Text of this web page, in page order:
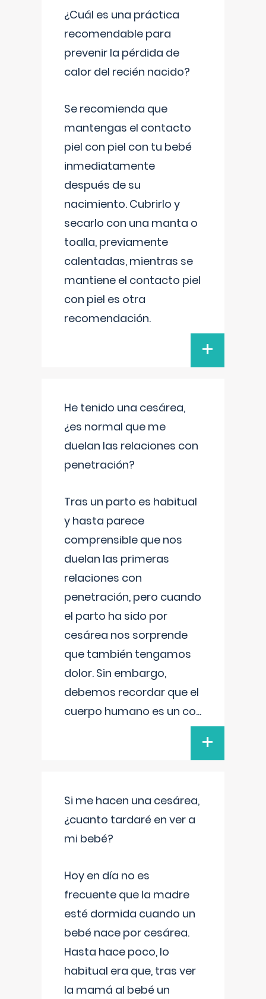
¿Cuál es una práctica
recomendable para
prevenir la pérdida de
calor del recién nacido?
Se recomienda que
mantengas el contacto
piel con piel con tu bebé
inmediatamente
después de su
nacimiento. Cubrirlo y
secarlo con una manta o
toalla, previamente
calentadas, mientras se
mantiene el contacto piel
con piel es otra
recomendación.
+
He tenido una cesárea,
¿es normal que me
duelan las relaciones con
penetración?
Tras un parto es habitual
y hasta parece
comprensible que nos
duelan las primeras
relaciones con
penetración, pero cuando
el parto ha sido por
cesárea nos sorprende
que también tengamos
dolor. Sin embargo,
debemos recordar que el
cuerpo humano es un co...
+
Si me hacen una cesárea,
¿cuanto tardaré en ver a
mi bebé?
Hoy en día no es
frecuente que la madre
esté dormida cuando un
bebé nace por cesárea.
Hasta hace poco, lo
habitual era que, tras ver
la mamá al bebé un